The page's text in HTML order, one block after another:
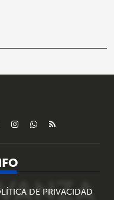
DE PRIVACIDAD